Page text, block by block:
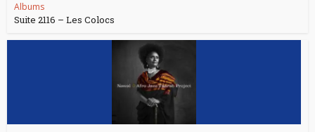
Albums
Suite 2116 – Les Colocs